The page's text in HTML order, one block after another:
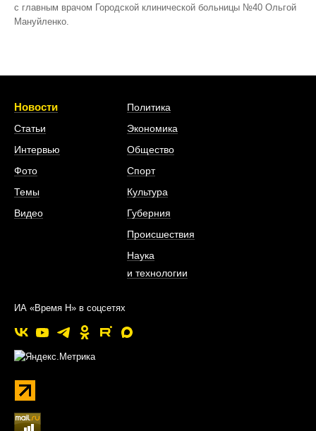
с главным врачом Городской клинической больницы №40 Ольгой
Мануйленко.
Новости
Статьи
Интервью
Фото
Темы
Видео
Политика
Экономика
Общество
Спорт
Культура
Губерния
Происшествия
Наука
и технологии
ИА «Время Н» в соцсетях